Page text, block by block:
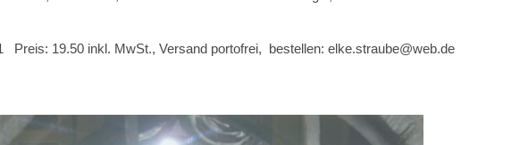
Preis: 19.50 inkl. MwSt., Versand portofrei, bestellen: elke.straube@web.de